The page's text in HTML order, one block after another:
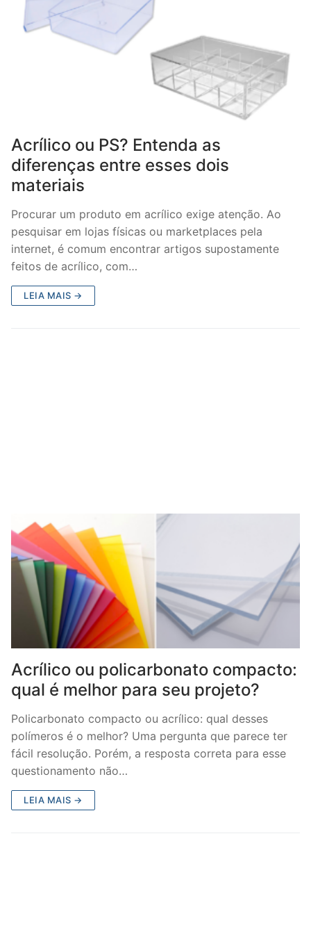
Acrílico ou PS? Entenda as
diferenças entre esses dois
materiais
Procurar um produto em acrílico exige atenção. Ao
pesquisar em lojas físicas ou marketplaces pela
internet, é comum encontrar artigos supostamente
feitos de acrílico, com…
LEIA MAIS →
Acrílico ou policarbonato compacto:
qual é melhor para seu projeto?
Policarbonato compacto ou acrílico: qual desses
polímeros é o melhor? Uma pergunta que parece ter
fácil resolução. Porém, a resposta correta para esse
questionamento não…
LEIA MAIS →